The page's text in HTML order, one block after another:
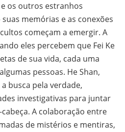
os outros estranhos
memórias e as conexões
começam a emergir. A
eles percebem que Fei Ke
de sua vida, cada uma
pessoas. He Shan,
busca pela verdade,
investigativas para juntar
A colaboração entre
de mistérios e mentiras,